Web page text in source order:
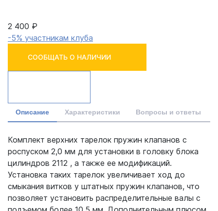
2 400 ₽
-5% участникам клуба
СООБЩАТЬ О НАЛИЧИИ
Описание Характеристики Вопросы и ответы
Комплект верхних тарелок пружин клапанов с
роспуском 2,0 мм для установки в головку блока
цилиндров 2112 , а также ее модификаций.
Установка таких тарелок увеличивает ход до
смыкания витков у штатных пружин клапанов, что
позволяет установить распределительные валы с